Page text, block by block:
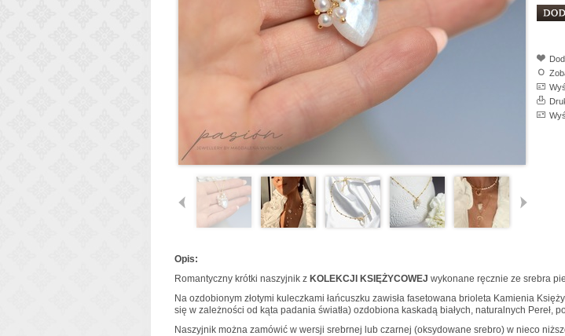
Opis:
Romantyczny krótki naszyjnik z KOLEKCJI KSIĘŻYCOWEJ wykonane ręcznie ze srebra
Na ozdobionym złotymi kuleczkami łańcuszku zawisła fasetowana brioleta Kamienia
się w zależności od kąta padania światła) ozdobiona kaskadą białych, naturalnych Pereł,
Naszyjnik można zamówić w wersji srebrnej lub czarnej (oksydowane srebro) w nieco